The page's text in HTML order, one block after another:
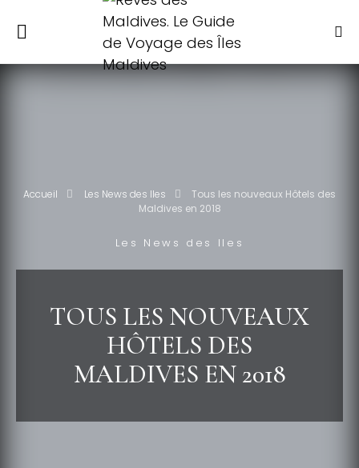
Accueil Les News des Iles
Tous les nouveaux Hôtels des
Maldives en 2018
Les News des Iles
TOUS LES NOUVEAUX
HÔTELS DES
MALDIVES EN 2018